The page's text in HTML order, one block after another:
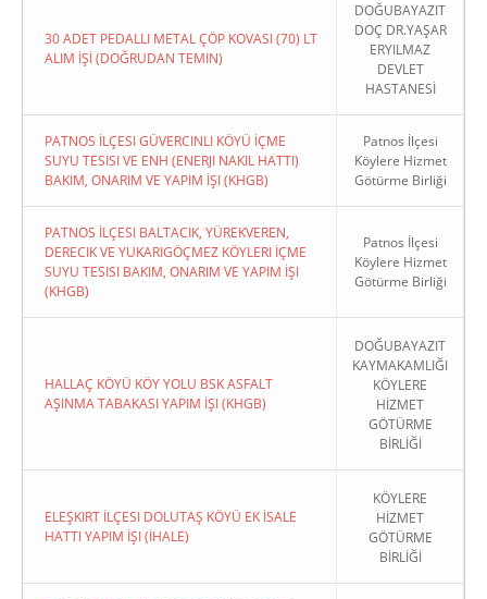
30 ADET PEDALLI METAL ÇÖP KOVASI (70) LT
ALIM İŞİ (DOĞRUDAN TEMIN)
DOĞUBAYAZIT
DOÇ DR.YAŞAR
ERYILMAZ
DEVLET
HASTANESİ
PATNOS İLÇESI GÜVERCINLI KÖYÜ İÇME
SUYU TESISI VE ENH (ENERJI NAKIL HATTI)
BAKIM, ONARIM VE YAPIM İŞI (KHGB)
Patnos İlçesi
Köylere Hizmet
Götürme Birliği
PATNOS İLÇESI BALTACIK, YÜREKVEREN,
DERECIK VE YUKARIGÖÇMEZ KÖYLERI İÇME
SUYU TESISI BAKIM, ONARIM VE YAPIM İŞI
(KHGB)
Patnos İlçesi
Köylere Hizmet
Götürme Birliği
HALLAÇ KÖYÜ KÖY YOLU BSK ASFALT
AŞINMA TABAKASI YAPIM İŞI (KHGB)
DOĞUBAYAZIT
KAYMAKAMLIĞI
KÖYLERE
HİZMET
GÖTÜRME
BİRLİĞİ
ELEŞKIRT İLÇESI DOLUTAŞ KÖYÜ EK İSALE
HATTI YAPIM İŞI (İHALE)
KÖYLERE
HİZMET
GÖTÜRME
BİRLİĞİ